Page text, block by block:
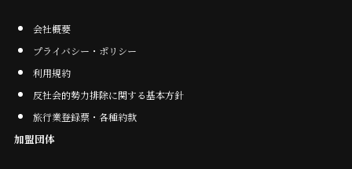
会社概要
プライバシー・ポリシー
利用規約
反社会的勢力排除に関する基本方針
旅行業登録票・各種約款
加盟団体